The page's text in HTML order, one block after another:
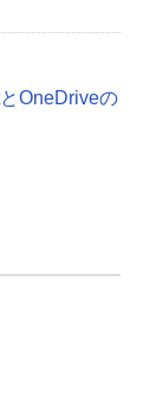
OneDriveの